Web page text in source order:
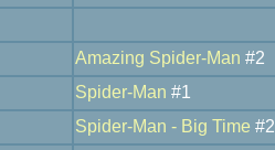
Amazing Spider-Man #2
Spider-Man #1
Spider-Man - Big Time #2